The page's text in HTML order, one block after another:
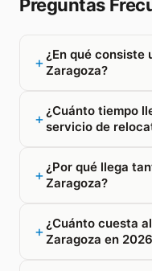
Preguntas
¿En qué consiste
Zaragoza?
¿Cuánto tiempo
servicio de
¿Por qué llega
Zaragoza?
¿Cuánto cuesta
Zaragoza en